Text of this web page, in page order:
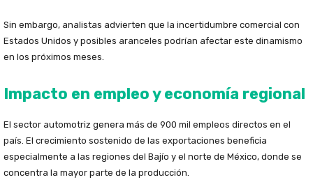
Sin embargo, analistas advierten que la incertidumbre comercial con
Estados Unidos y posibles aranceles podrían afectar este dinamismo
en los próximos meses.
Impacto en empleo y economía regional
El sector automotriz genera más de 900 mil empleos directos en el
país. El crecimiento sostenido de las exportaciones beneficia
especialmente a las regiones del Bajío y el norte de México, donde se
concentra la mayor parte de la producción.